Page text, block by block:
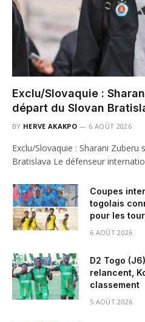
Exclu/Slovaquie :
départ du Slovan
BY HERVE AKAKPO 6 AOÛT 2026
Exclu/Slovaquie : Sharani Zuberu
Bratislava Le défenseur
Coupes
togolais
pour les
6 AOÛT 2026
D2 Togo
relancent,
classement
5 AOÛT 2026